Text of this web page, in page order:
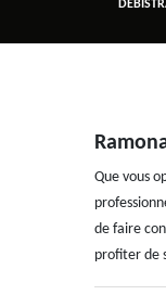
Que vous
de faire
profiter de